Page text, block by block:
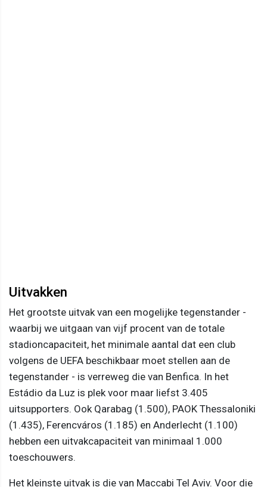
Uitvakken
Het grootste uitvak van een mogelijke tegenstander -
waarbij we uitgaan van vijf procent van de totale
stadioncapaciteit, het minimale aantal dat een club
volgens de UEFA beschikbaar moet stellen aan de
tegenstander - is verreweg die van Benfica. In het
Estádio da Luz is plek voor maar liefst 3.405
uitsupporters. Ook Qarabag (1.500), PAOK Thessaloniki
(1.435), Ferencváros (1.185) en Anderlecht (1.100)
hebben een uitvakcapaciteit van minimaal 1.000
toeschouwers.
Het kleinste uitvak is die van Maccabi Tel Aviv. Voor die